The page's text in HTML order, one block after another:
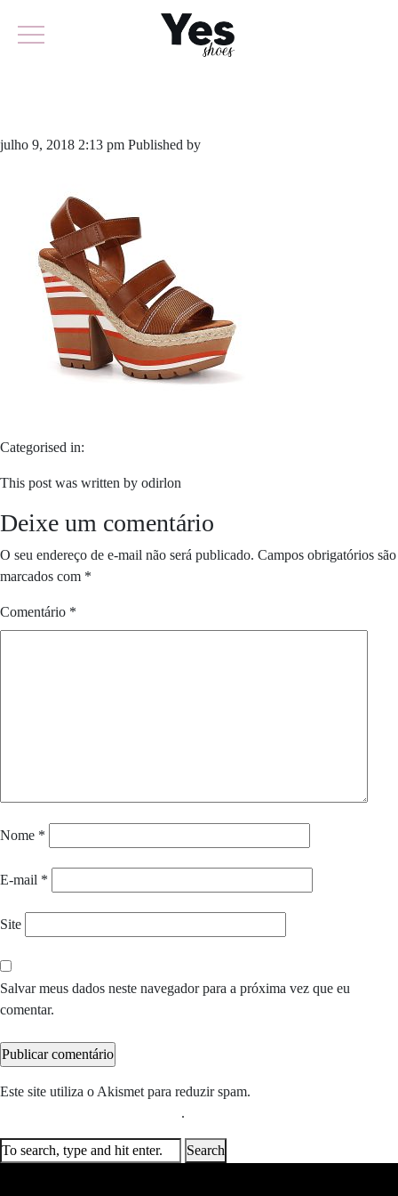
julho 9, 2018 2:13 pm Published by
Categorised in:
This post was written by odirlon
Deixe um comentário
O seu endereço de e-mail não será publicado. Campos obrigatórios são
marcados com *
Comentário *
Nome *
E-mail *
Site
Salvar meus dados neste navegador para a próxima vez que eu
comentar.
Este site utiliza o Akismet para reduzir spam.
.
Search